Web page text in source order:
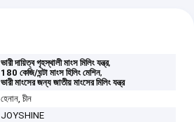
ভারী দায়িত্ব গৃহস্থালী মাংস মিলিং যন্ত্র,
180 কেজি/ঘন্টা মাংস হিলিং মেশিন,
ভারী মাংসের জন্য জাতীয় মাংসের মিলিং যন্ত্র
হেনান, চীন
JOYSHINE